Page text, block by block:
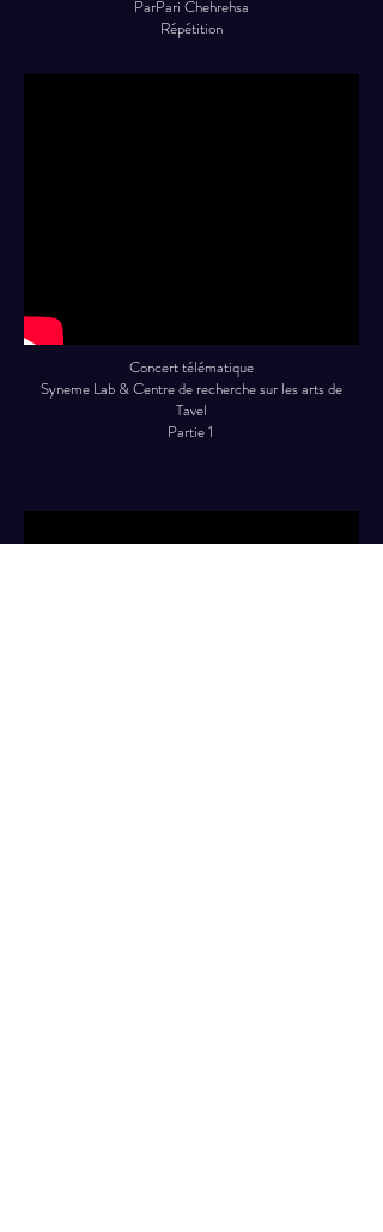
ParPari Chehrehsa
Répétition
Concert télématique
Syneme Lab & Centre de recherche sur les arts de
Tavel
Partie 1